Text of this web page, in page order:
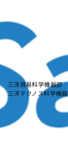
三洋貿易科学機器部
三洋テクノス科学機